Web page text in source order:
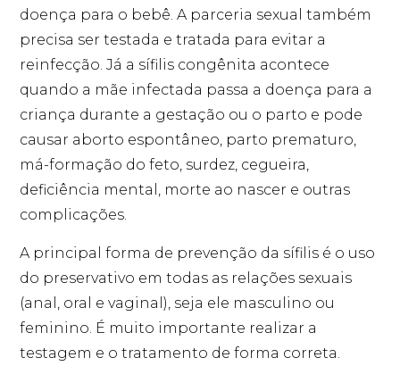
doença para o bebê. A parceria sexual também
precisa ser testada e tratada para evitar a
reinfecção. Já a sífilis congênita acontece
quando a mãe infectada passa a doença para a
criança durante a gestação ou o parto e pode
causar aborto espontâneo, parto prematuro,
má-formação do feto, surdez, cegueira,
deficiência mental, morte ao nascer e outras
complicações.
A principal forma de prevenção da sífilis é o uso
do preservativo em todas as relações sexuais
(anal, oral e vaginal), seja ele masculino ou
feminino. É muito importante realizar a
testagem e o tratamento de forma correta.